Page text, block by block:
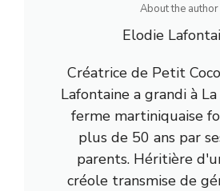
About the author
Elodie
Créatrice de Petit
Lafontaine a grandi à
ferme martiniquaise
plus de 50 ans par
parents. Héritière
créole transmise de